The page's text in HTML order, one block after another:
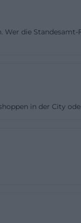
und
auch
sondern Teil
die
in der City